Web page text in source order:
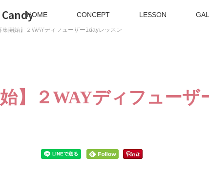
HOME CONCEPT LESSON
集開始】２WAYディフューザー1dayレッスン
始】２WAYディフューザ